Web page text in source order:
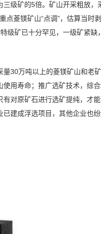
级矿的5倍。矿山开采粗放，
点菱镁矿山“点调”，估算当时
级矿已十分罕见，一级矿紧缺
30万吨以上的菱镁矿山和老
用寿命；推广选矿技术，综
对原矿石进行选矿提纯，才
建成浮选项目，其他企业也